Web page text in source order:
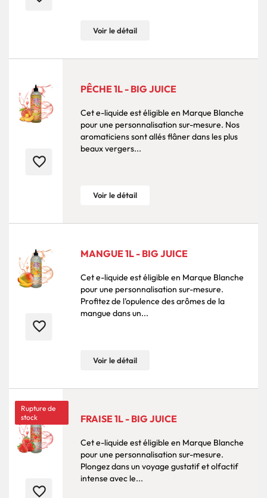
Voir le détail
favorite_border
PÊCHE 1L - BIG JUICE
Cet e-liquide est éligible en Marque Blanche
pour une personnalisation sur-mesure. Nos
aromaticiens sont allés flâner dans les plus
beaux vergers...
Voir le détail
favorite_border
MANGUE 1L - BIG JUICE
Cet e-liquide est éligible en Marque Blanche
pour une personnalisation sur-mesure.
Profitez de l'opulence des arômes de la
mangue dans un...
Voir le détail
Rupture de
stock
favorite_border
FRAISE 1L - BIG JUICE
Cet e-liquide est éligible en Marque Blanche
pour une personnalisation sur-mesure.
Plongez dans un voyage gustatif et olfactif
intense avec le...